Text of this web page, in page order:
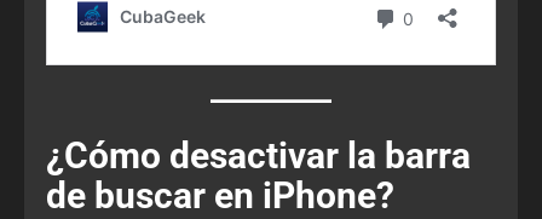
¿Cómo desactivar la barra
de buscar en iPhone?